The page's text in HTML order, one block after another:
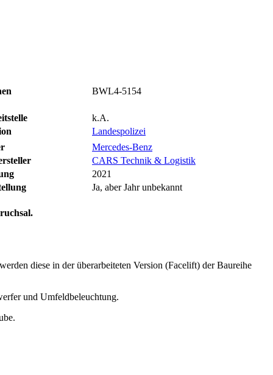
BWL4-5154
k.A.
Landespolizei
Mercedes-Benz
CARS Technik & Logistik
2021
Ja, aber Jahr unbekannt
diese in der überarbeiteten Version (Facelift) der Baureihe
und Umfeldbeleuchtung.